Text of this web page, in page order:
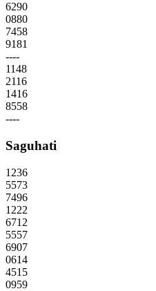
6290
0880
7458
9181
----
1148
2116
1416
8558
----
Saguhati
1236
5573
7496
1222
6712
5557
6907
0614
4515
0959